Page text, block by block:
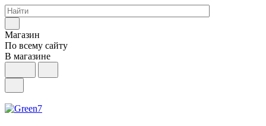
Магазин
По всему сайту
В магазине